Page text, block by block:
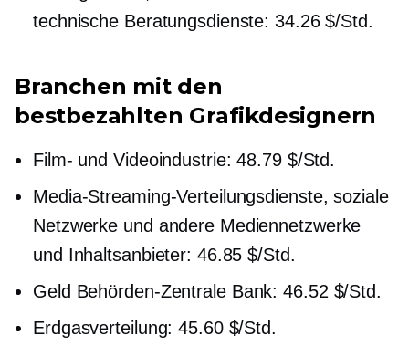
technische Beratungsdienste: 34.26 $/Std.
Branchen mit den
bestbezahlten Grafikdesignern
Film- und Videoindustrie: 48.79 $/Std.
Media-Streaming-Verteilungsdienste, soziale
Netzwerke und andere Mediennetzwerke
und Inhaltsanbieter: 46.85 $/Std.
Geld Behörden-ZentraleBank: 46.52 $/Std.
Erdgasverteilung: 45.60 $/Std.